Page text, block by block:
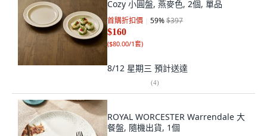
Cozy 小圓盤, 燕麥色, 2個, 單品
首購折扣價 59%$397
$160
($80.00/1套)
8/12 星期三 預計送達
(4)
ROYAL WORCESTER Warrendale 大
餐盤, 隨機出貨, 1個